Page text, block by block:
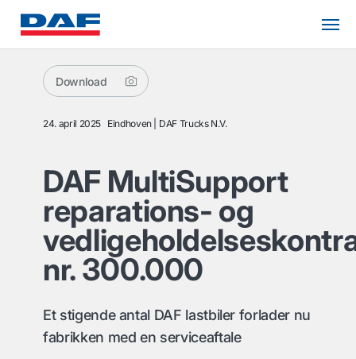
Download
24. april 2025 Eindhoven DAF Trucks N.V.
DAF MultiSupport
reparations- og
nr. 300.000
Et stigende antal DAF lastbiler forlader nu
fabrikken med en serviceaftale